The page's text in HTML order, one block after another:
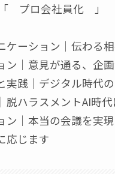
プロ会社員化 」
ケーション｜伝わる
ン｜意見が通る、企
実践｜デジタル時代
脱ハラスメントAI時
ン｜本当の会議を実
応じます